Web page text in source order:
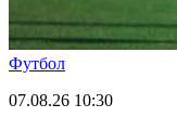
Футбол
07.08.26 10:30